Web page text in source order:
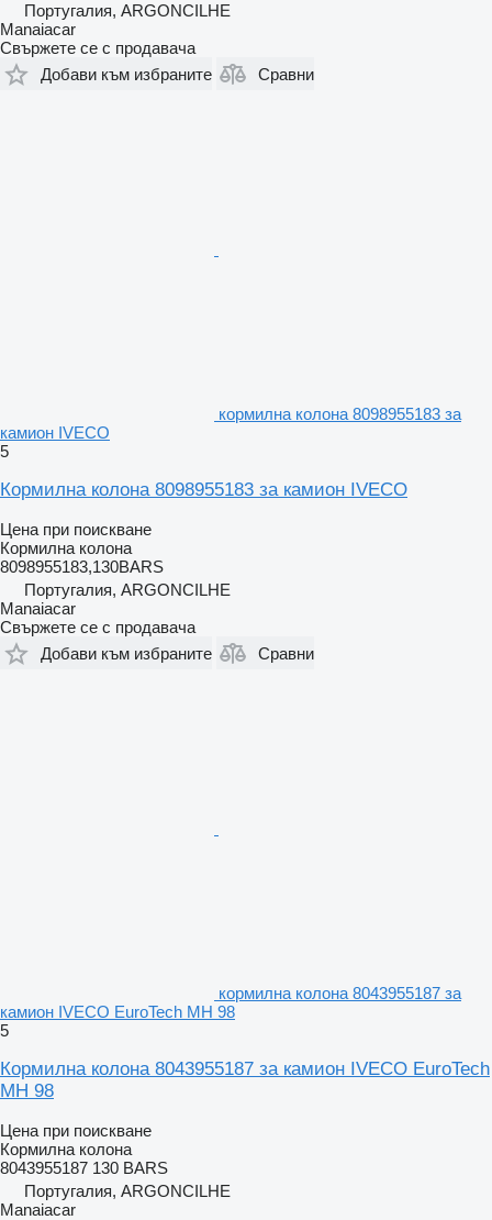
Португалия, ARGONCILHE
Manaiacar
Свържете се с продавача
Добави към избраните
Сравни
кормилна колона 8098955183 за
камион IVECO
5
Кормилна колона 8098955183 за камион IVECO
Цена при поискване
Кормилна колона
8098955183,130BARS
Португалия, ARGONCILHE
Manaiacar
Свържете се с продавача
Добави към избраните
Сравни
кормилна колона 8043955187 за
камион IVECO EuroTech MH 98
5
Кормилна колона 8043955187 за камион IVECO EuroTech
MH 98
Цена при поискване
Кормилна колона
8043955187 130 BARS
Португалия, ARGONCILHE
Manaiacar